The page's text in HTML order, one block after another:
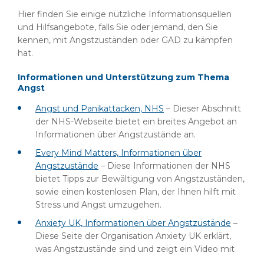
Hier finden Sie einige nützliche Informationsquellen
und Hilfsangebote, falls Sie oder jemand, den Sie
kennen, mit Angstzuständen oder GAD zu kämpfen
hat.
Informationen und Unterstützung zum Thema
Angst
Angst und Panikattacken, NHS – Dieser Abschnitt
der NHS-Webseite bietet ein breites Angebot an
Informationen über Angstzustände an.
Every Mind Matters, Informationen über
Angstzustände – Diese Informationen der NHS
bietet Tipps zur Bewältigung von Angstzuständen,
sowie einen kostenlosen Plan, der Ihnen hilft mit
Stress und Angst umzugehen.
Anxiety UK, Informationen über Angstzustände –
Diese Seite der Organisation Anxiety UK erklärt,
was Angstzustände sind und zeigt ein Video mit